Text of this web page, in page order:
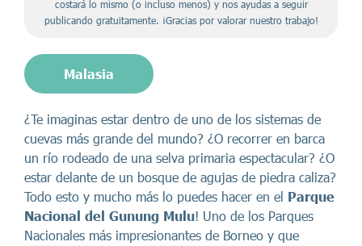
costará lo mismo (o incluso menos) y nos ayudas a seguir
publicando gratuitamente. ¡Gracias por valorar nuestro trabajo!
Malasia
¿Te imaginas estar dentro de uno de los sistemas de
cuevas más grande del mundo? ¿O recorrer en barca
un río rodeado de una selva primaria espectacular? ¿O
estar delante de un bosque de agujas de piedra caliza?
Todo esto y mucho más lo puedes hacer en el Parque
Nacional del Gunung Mulu! Uno de los Parques
Nacionales más impresionantes de Borneo y que